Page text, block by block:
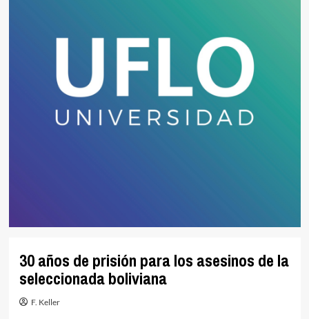
30 años de prisión para los asesinos de la
seleccionada boliviana
F. Keller